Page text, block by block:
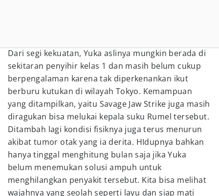
Dari segi kekuatan, Yuka aslinya mungkin berada di
sekitaran penyihir kelas 1 dan masih belum cukup
berpengalaman karena tak diperkenankan ikut
berburu kutukan di wilayah Tokyo. Kemampuan
yang ditampilkan, yaitu Savage Jaw Strike juga masih
diragukan bisa melukai kepala suku Rumel tersebut.
Ditambah lagi kondisi fisiknya juga terus menurun
akibat tumor otak yang ia derita. HIdupnya bahkan
hanya tinggal menghitung bulan saja jika Yuka
belum menemukan solusi ampuh untuk
menghilangkan penyakit tersebut. Kita bisa melihat
wajahnya yang seolah seperti layu dan siap mati